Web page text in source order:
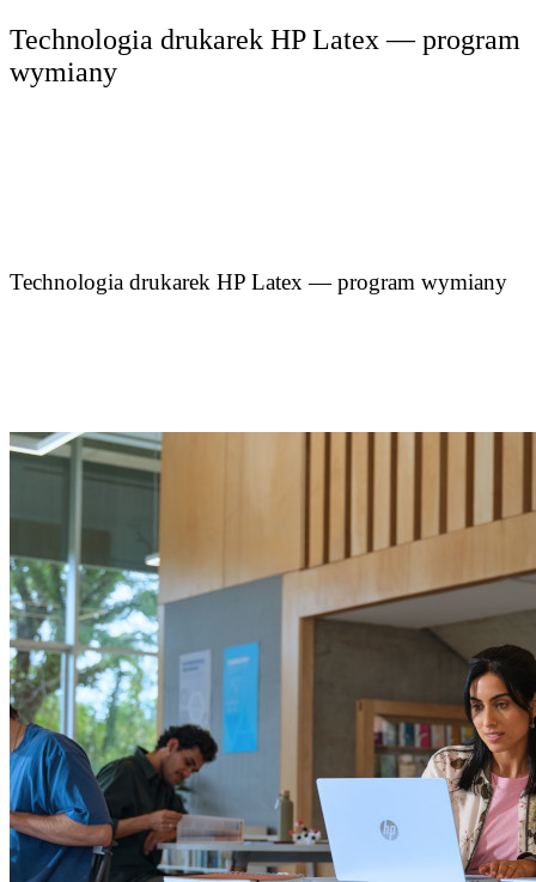
Technologia drukarek HP Latex — program
wymiany
Technologia drukarek HP Latex — program wymiany